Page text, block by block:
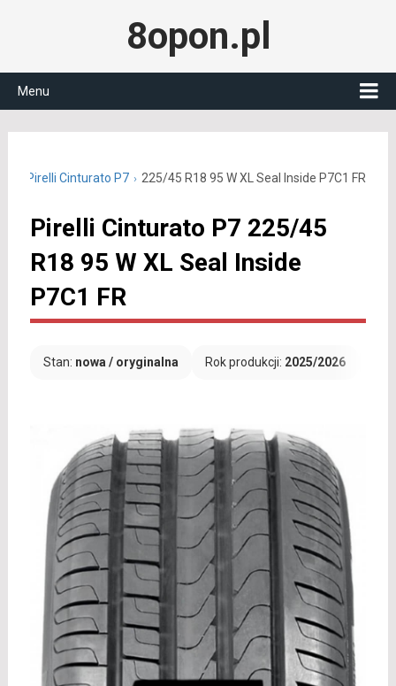
8opon.pl
Menu
Pirelli Cinturato P7 225/45 R18 95 W XL Seal Inside P7C1 FR
Pirelli Cinturato P7 225/45
R18 95 W XL Seal Inside
P7C1 FR
Stan: nowa / oryginalna Rok produkcji: 2025/2026